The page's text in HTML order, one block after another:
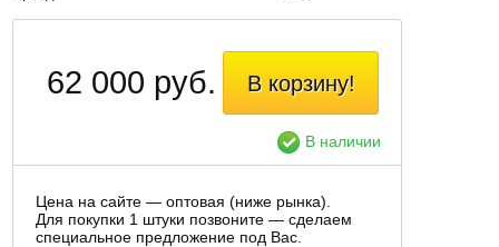
В корзину!
В наличии
62 000 руб.
Цена на сайте — оптовая (ниже рынка).
Для покупки 1 штуки позвоните — сделаем
специальное предложение под Вас.